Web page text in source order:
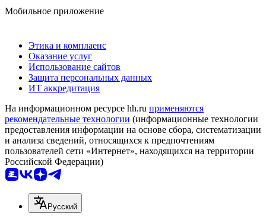
Мобильное приложение
Этика и комплаенс
Оказание услуг
Использование сайтов
Защита персональных данных
ИТ аккредитация
На информационном ресурсе hh.ru применяются
рекомендательные технологии (информационные технологии
предоставления информации на основе сбора, систематизации
и анализа сведений, относящихся к предпочтениям
пользователей сети «Интернет», находящихся на территории
Российской Федерации)
Русский